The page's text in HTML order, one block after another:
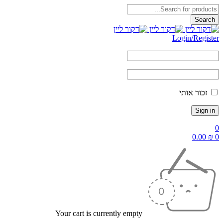
Login/
אותי
Your cart is currently empty